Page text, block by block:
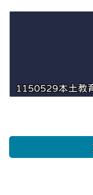
1150529本土教